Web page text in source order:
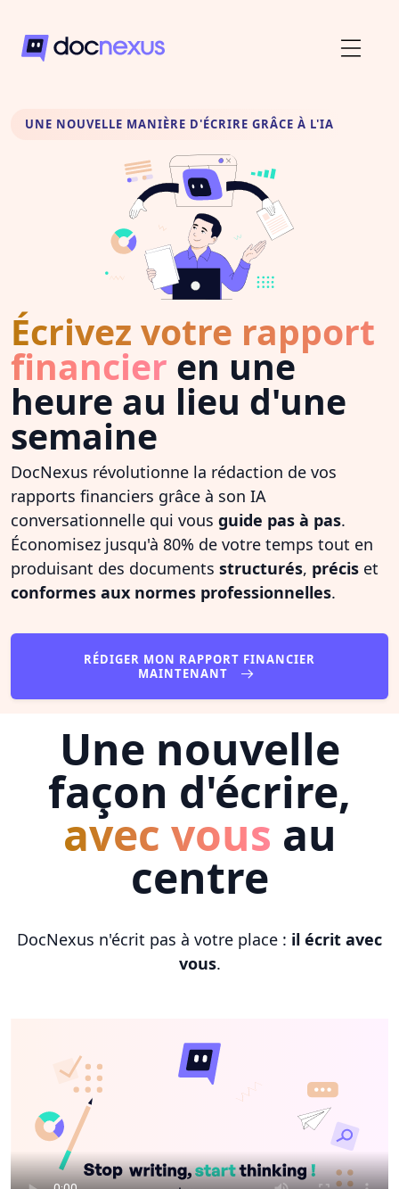
UNE NOUVELLE MANIÈRE D'ÉCRIRE GRÂCE À L'IA
Écrivez votre rapport
financier en une
heure au lieu d'une
semaine
DocNexus révolutionne la rédaction de vos
rapports financiers grâce à son IA
conversationnelle qui vous guide pas à pas.
Économisez jusqu'à 80% de votre temps tout en
produisant des documents structurés, précis et
conformes aux normes professionnelles.
RÉDIGER MON RAPPORT FINANCIER
MAINTENANT
Une nouvelle
façon d'écrire,
avec vous au
centre
DocNexus n'écrit pas à votre place : il écrit avec
vous.